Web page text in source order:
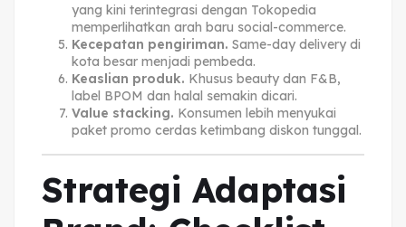
yang kini terintegrasi dengan Tokopedia
memperlihatkan arah baru social-commerce.
Kecepatan pengiriman. Same-day delivery di
kota besar menjadi pembeda.
Keaslian produk. Khusus beauty dan F&B,
label BPOM dan halal semakin dicari.
Value stacking. Konsumen lebih menyukai
paket promo cerdas ketimbang diskon tunggal.
Strategi Adaptasi